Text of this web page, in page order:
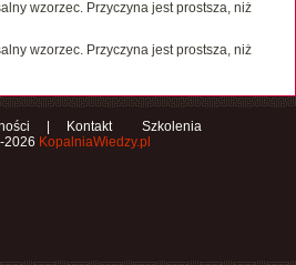
wzorzec. Przyczyna jest prostsza, niż
wzorzec. Przyczyna jest prostsza, niż
| Kontakt
Szkolenia
2026 KopalniaWiedzy.pl